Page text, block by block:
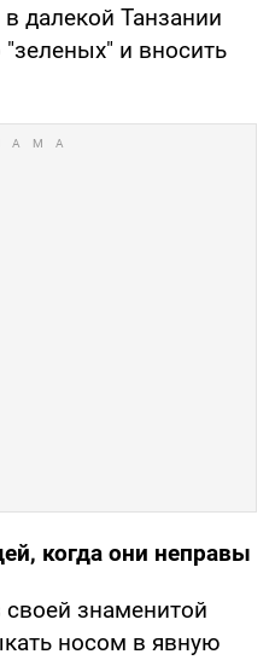
далекой Танзании
и вносить
когда они неправы
знаменитой
носом в явную